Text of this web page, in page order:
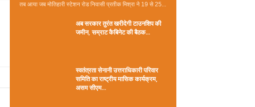
तब आया जब मोतिहारी स्टेशन रोड निवासी प्रतीक मिश्रा ने 19 से 25...
अब सरकार तुरंत खरीदेगी टाउनशिप की
जमीन, सम्राट कैबिनेट की बैठक...
स्वतंत्रता सेनानी उत्तराधिकारी परिवार
समिति का राष्ट्रीय मासिक कार्यक्रम,
असम सीएम...